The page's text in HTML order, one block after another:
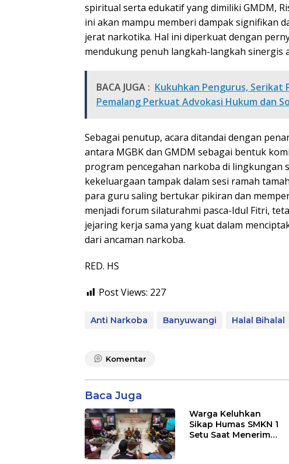
spiritual serta edukatif yang dimiliki GMDM,
ini akan mampu memberi dampak signifikan
jerat narkotika. Hal ini diperkuat dengan
mendukung penuh langkah-langkah
BACA JUGA : Kukuhkan Pengurus, Serikat
Pemalang Perkuat Advokasi Hukum dan
Sebagai penutup, acara ditandai dengan
antara MGBK dan GMDM sebagai bentuk
program pencegahan narkoba di lingkungan
kekeluargaan tampak dalam sesi ramah
para guru saling bertukar pikiran dan
menjadi forum silaturahmi pasca-Idul Fitri,
jejaring kerja sama yang kuat dalam
dari ancaman narkoba.
RED. HS
Post Views: 227
Anti Narkoba Banyuwangi Halal Bihalal
Komentar
Baca Juga
Warga Keluhkan
Sikap Humas SMKN 1
Setu Saat Menerima